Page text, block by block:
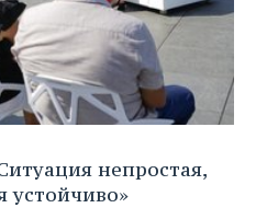
непростая,